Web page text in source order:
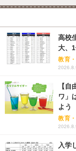
高校
大、
教育
【
ワ」
よう
教育
入学